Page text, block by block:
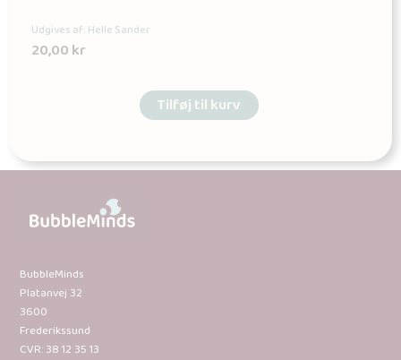
Udgives af: Helle Sander
20,00kr
Tilføj til kurv
BubbleMinds
Platanvej 32
3600
Frederikssund
CVR: 38 12 35 13